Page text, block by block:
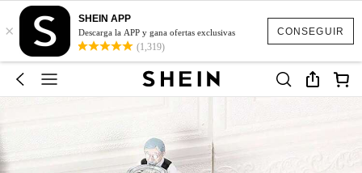
CONSEGUIR
×
SHEIN APP
Descarga la APP y gana ofertas exclusivas
(1,319)